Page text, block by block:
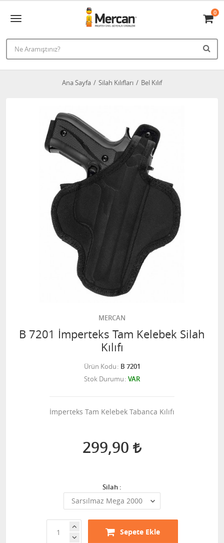
0
Ana Sayfa Silah Kılıfları Bel Kılıf
MERCAN
B 7201 İmperteks Tam Kelebek Silah
Kılıfı
Ürün Kodu B 7201
Stok Durumu VAR
İmperteks Tam Kelebek Tabanca Kılıfı
299,90
Silah :
Sepete Ekle